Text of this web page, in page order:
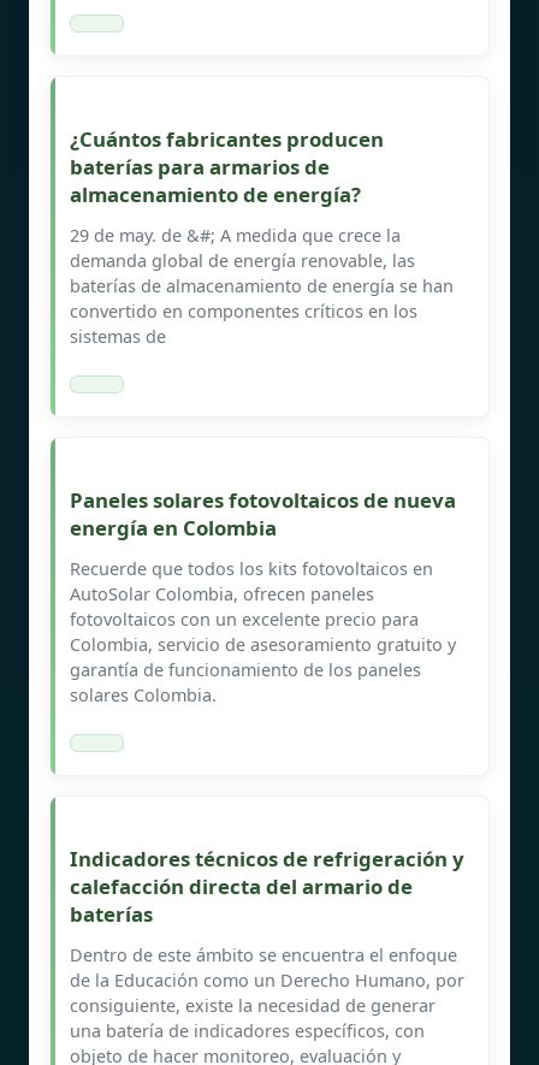
¿Cuántos fabricantes producen
baterías para armarios de
almacenamiento de energía?
29 de may. de &#; A medida que crece la
demanda global de energía renovable, las
baterías de almacenamiento de energía se han
convertido en componentes críticos en los
sistemas de
Paneles solares fotovoltaicos de nueva
energía en Colombia
Recuerde que todos los kits fotovoltaicos en
AutoSolar Colombia, ofrecen paneles
fotovoltaicos con un excelente precio para
Colombia, servicio de asesoramiento gratuito y
garantía de funcionamiento de los paneles
solares Colombia.
Indicadores técnicos de refrigeración y
calefacción directa del armario de
baterías
Dentro de este ámbito se encuentra el enfoque
de la Educación como un Derecho Humano, por
consiguiente, existe la necesidad de generar
una batería de indicadores específicos, con
objeto de hacer monitoreo, evaluación y